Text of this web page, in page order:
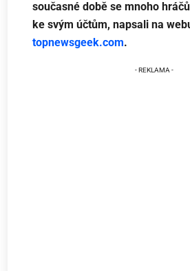
současné době se mnoho
ke svým účtům, napsali na
topnewsgeek.com.